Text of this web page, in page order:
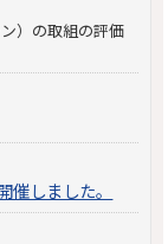
）の取組の評価
催しました。